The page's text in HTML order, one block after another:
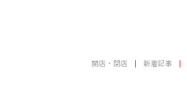
開店・閉店 新着記事